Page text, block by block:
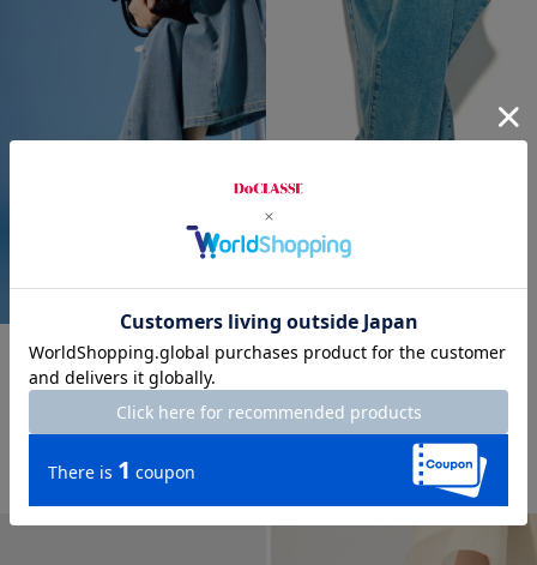
Tストラップクッションサンダ
ル
￥13,750
メタルメッシュクッションサン
ダル
¥11,500 税込￥12,650